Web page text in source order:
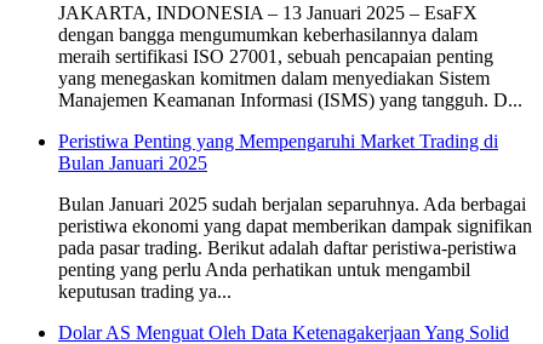
JAKARTA, INDONESIA – 13 Januari 2025 – EsaFX
dengan bangga mengumumkan keberhasilannya dalam
meraih sertifikasi ISO 27001, sebuah pencapaian penting
yang menegaskan komitmen dalam menyediakan Sistem
Manajemen Keamanan Informasi (ISMS) yang tangguh. D...
Peristiwa Penting yang Mempengaruhi Market Trading di
Bulan Januari 2025
Bulan Januari 2025 sudah berjalan separuhnya. Ada berbagai
peristiwa ekonomi yang dapat memberikan dampak signifikan
pada pasar trading. Berikut adalah daftar peristiwa-peristiwa
penting yang perlu Anda perhatikan untuk mengambil
keputusan trading ya...
Dolar AS Menguat Oleh Data Ketenagakerjaan Yang Solid